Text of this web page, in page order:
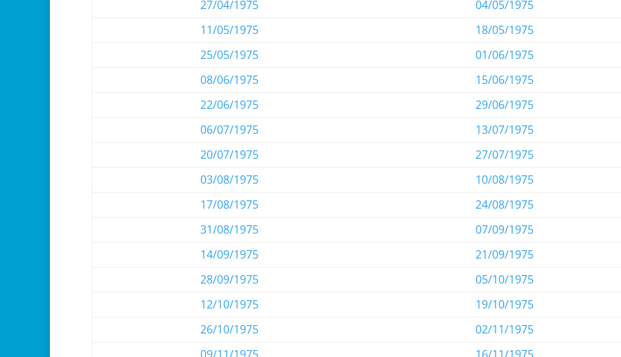
27/04/1975
04/05/1975
11/05/1975
18/05/1975
25/05/1975
01/06/1975
08/06/1975
15/06/1975
22/06/1975
29/06/1975
06/07/1975
13/07/1975
20/07/1975
27/07/1975
03/08/1975
10/08/1975
17/08/1975
24/08/1975
31/08/1975
07/09/1975
14/09/1975
21/09/1975
28/09/1975
05/10/1975
12/10/1975
19/10/1975
26/10/1975
02/11/1975